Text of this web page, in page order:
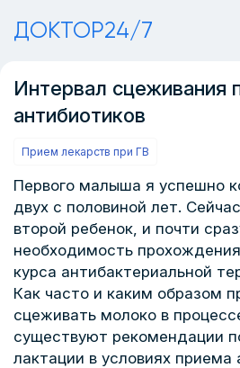
ДОКТОР24/7
Интервал сцеживания
антибиотиков
Прием лекарств при ГВ
Первого малыша я успешно
двух с половиной лет.
второй ребенок, и почти
необходимость
курса антибактериальной
Как часто и каким образом
сцеживать молоко в
существуют рекомендации
лактации в условиях приема